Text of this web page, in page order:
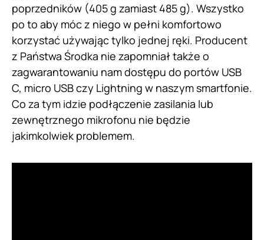
poprzedników (405 g zamiast 485 g). Wszystko
po to aby móc z niego w pełni komfortowo
korzystać używając tylko jednej ręki. Producent
z Państwa Środka nie zapomniał także o
zagwarantowaniu nam dostępu do portów USB
C, micro USB czy Lightning w naszym smartfonie.
Co za tym idzie podłączenie zasilania lub
zewnętrznego mikrofonu nie będzie
jakimkolwiek problemem.